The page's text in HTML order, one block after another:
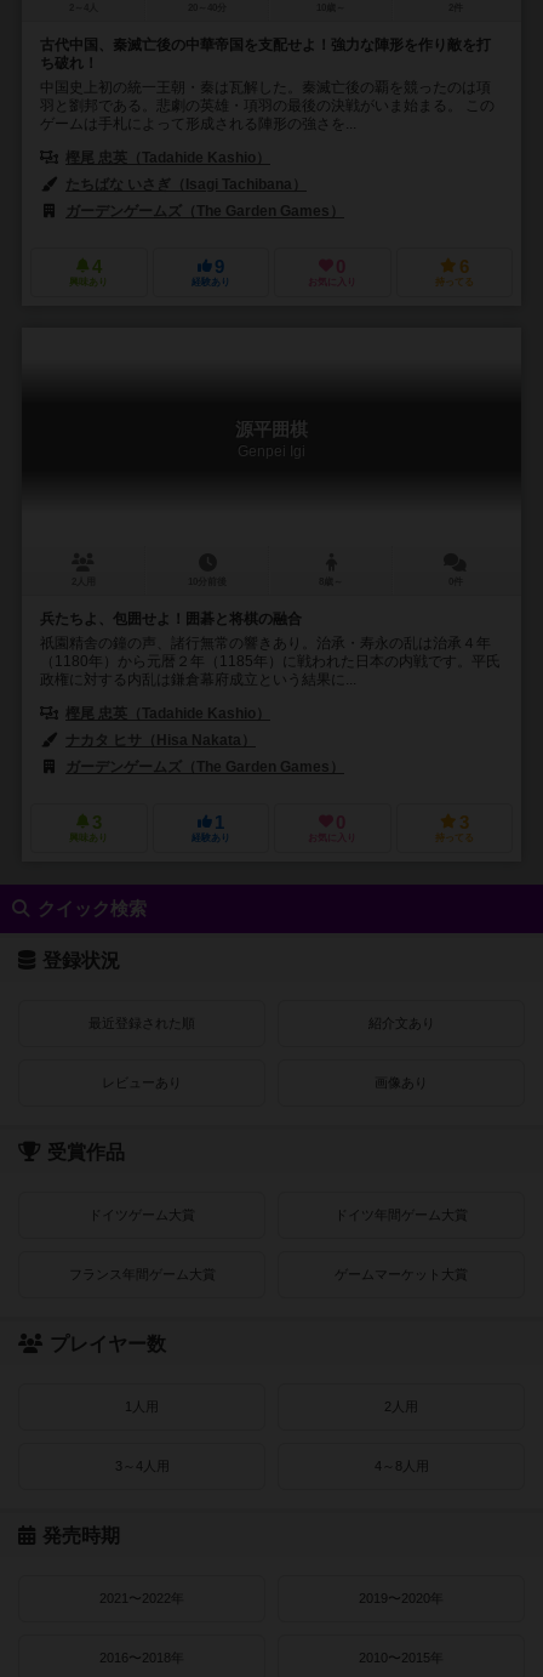
古代中国、秦滅亡後の中華帝国を支配せよ！強力な陣形を作り敵を打
ち破れ！
中国史上初の統一王朝・秦は瓦解した。秦滅亡後の覇を競ったのは項
羽と劉邦である。悲劇の英雄・項羽の最後の決戦がいま始まる。 この
ゲームは手札によって形成される陣形の強さを...
樫尾 忠英（Tadahide Kashio）
たちばな いさぎ（Isagi Tachibana）
ガーデンゲームズ（The Garden Games）
4
興味あり
9
経験あり
0
お気に入り
6
持ってる
源平囲棋
Genpei Igi
兵たちよ、包囲せよ！囲碁と将棋の融合
祇園精舎の鐘の声、諸行無常の響きあり。治承・寿永の乱は治承４年
（1180年）から元暦２年（1185年）に戦われた日本の内戦です。平氏
政権に対する内乱は鎌倉幕府成立という結果に...
樫尾 忠英（Tadahide Kashio）
ナカタ ヒサ（Hisa Nakata）
ガーデンゲームズ（The Garden Games）
3
興味あり
1
経験あり
0
お気に入り
3
持ってる
クイック検索
登録状況
最近登録された順 紹介文あり
レビューあり 画像あり
受賞作品
ドイツゲーム大賞 ドイツ年間ゲーム大賞
フランス年間ゲーム大賞 ゲームマーケット大賞
プレイヤー数
1人用 2人用
3～4人用 4～8人用
発売時期
2021〜2022年 2019〜2020年
2016〜2018年 2010〜2015年